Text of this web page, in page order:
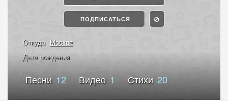
ПОДПИСАТЬСЯ
Откуда Москва
Дата рождения
Песни 12 Видео 1 Стихи 20